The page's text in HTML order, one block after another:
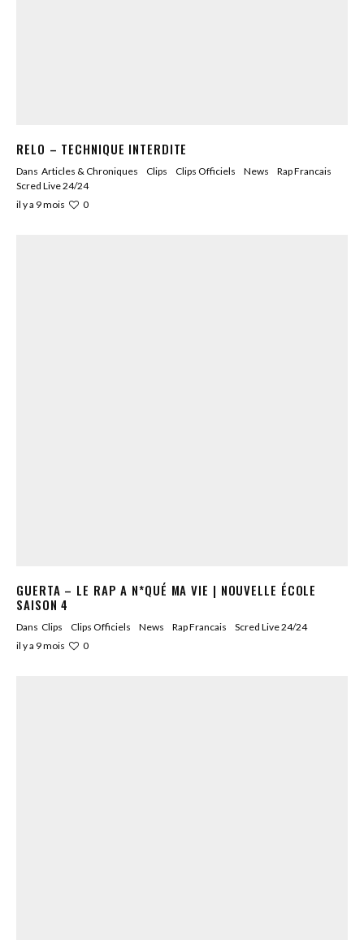
RELO – TECHNIQUE INTERDITE
Dans Articles & Chroniques Clips Clips Officiels News
Rap Francais
Scred Live 24/24
il y a 9 mois
0
GUERTA – LE RAP A N*QUÉ MA VIE | NOUVELLE ÉCOLE
SAISON 4
Dans Clips Clips Officiels News Rap Francais
Scred Live 24/24
il y a 9 mois
0